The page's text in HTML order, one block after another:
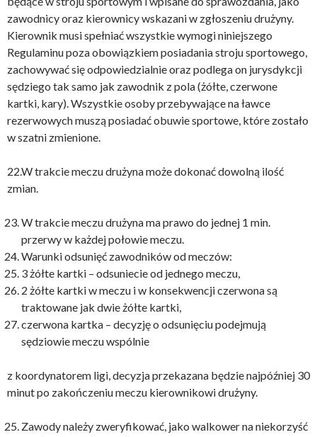
zawodnicy oraz kierownicy wskazani w zgłoszeniu drużyny.
Kierownik musi spełniać wszystkie wymogi niniejszego
Regulaminu poza obowiązkiem posiadania stroju sportowego,
zachowywać się odpowiedzialnie oraz podlega on jurysdykcji
sędziego tak samo jak zawodnik z pola (żółte, czerwone
kartki, kary). Wszystkie osoby przebywające na ławce
rezerwowych muszą posiadać obuwie sportowe, które zostało
w szatni zmienione.
22.W trakcie meczu drużyna może dokonać dowolną ilość
zmian.
W trakcie meczu drużyna ma prawo do jednej 1 min.
przerwy w każdej połowie meczu.
Warunki odsunięć zawodników od meczów:
3 żółte kartki – odsuniecie od jednego meczu,
2 żółte kartki w meczu i w konsekwencji czerwona są
traktowane jak dwie żółte kartki,
czerwona kartka – decyzję o odsunięciu podejmują
sędziowie meczu wspólnie
z koordynatorem ligi, decyzja przekazana będzie najpóźniej 30
minut po zakończeniu meczu kierownikowi drużyny.
Zawody należy zweryfikować, jako walkower na niekorzyść